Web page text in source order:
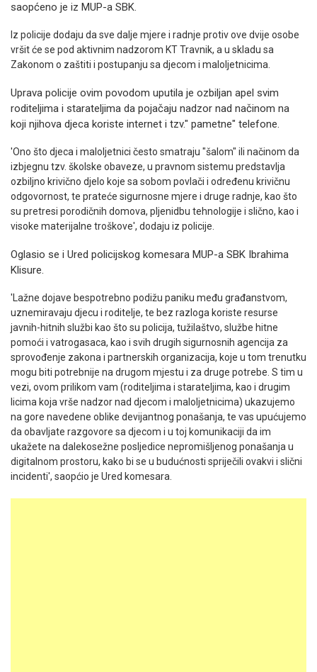
saopćeno je iz MUP-a SBK.
Iz policije dodaju da sve dalje mjere i radnje protiv ove dvije osobe
vršit će se pod aktivnim nadzorom KT Travnik, a u skladu sa
Zakonom o zaštiti i postupanju sa djecom i maloljetnicima.
Uprava policije ovim povodom uputila je ozbiljan apel svim
roditeljima i starateljima da pojačaju nadzor nad načinom na
koji njihova djeca koriste internet i tzv." pametne" telefone.
'Ono što djeca i maloljetnici često smatraju "šalom" ili načinom da
izbjegnu tzv. školske obaveze, u pravnom sistemu predstavlja
ozbiljno krivično djelo koje sa sobom povlači i određenu krivičnu
odgovornost, te prateće sigurnosne mjere i druge radnje, kao što
su pretresi porodičnih domova, pljenidbu tehnologije i slično, kao i
visoke materijalne troškove', dodaju iz policije.
Oglasio se i Ured policijskog komesara MUP-a SBK Ibrahima
Klisure.
'Lažne dojave bespotrebno podižu paniku među građanstvom,
uznemiravaju djecu i roditelje, te bez razloga koriste resurse
javnih-hitnih službi kao što su policija, tužilaštvo, službe hitne
pomoći i vatrogasaca, kao i svih drugih sigurnosnih agencija za
sprovođenje zakona i partnerskih organizacija, koje u tom trenutku
mogu biti potrebnije na drugom mjestu i za druge potrebe. S tim u
vezi, ovom prilikom vam (roditeljima i starateljima, kao i drugim
licima koja vrše nadzor nad djecom i maloljetnicima) ukazujemo
na gore navedene oblike devijantnog ponašanja, te vas upućujemo
da obavljate razgovore sa djecom i u toj komunikaciji da im
ukažete na dalekosežne posljedice nepromišljenog ponašanja u
digitalnom prostoru, kako bi se u budućnosti spriječili ovakvi i slični
incidenti', saopćio je Ured komesara.